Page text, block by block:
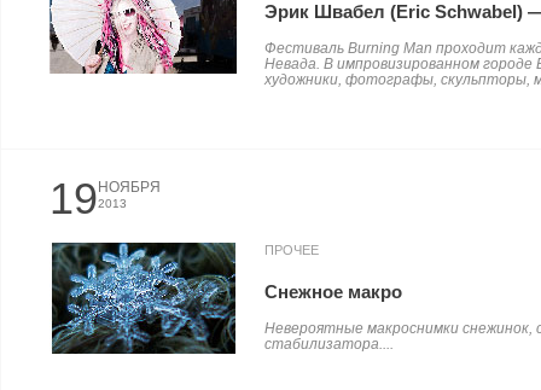
Эрик Швабел (Eric Schwabel)
Фестиваль Burning Man проходит
Невада. В импровизированном
художники, фотографы, скульпторы,
19 НОЯБРЯ
2013
ПРОЧЕЕ
Снежное макро
Невероятные макроснимки
стабилизатора....